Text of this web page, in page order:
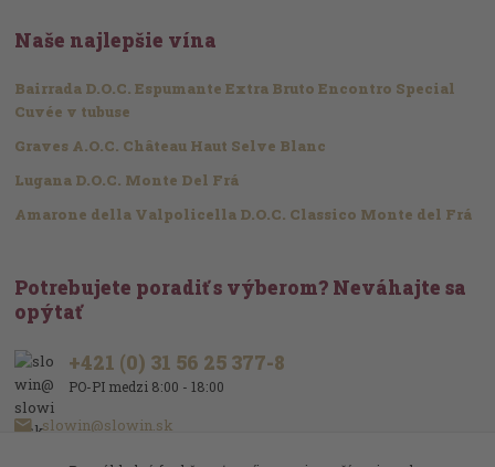
Naše najlepšie vína
Bairrada D.O.C. Espumante Extra Bruto Encontro Special
Cuvée v tubuse
Graves A.O.C. Château Haut Selve Blanc
Lugana D.O.C. Monte Del Frá
Amarone della Valpolicella D.O.C. Classico Monte del Frá
Potrebujete poradiť s výberom? Neváhajte sa
opýtať
+421 (0) 31 56 25 377-8
PO-PI medzi 8:00 - 18:00
slowin@slowin.sk